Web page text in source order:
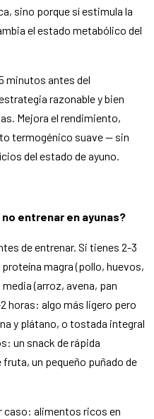
sino porque sí estimula la
el estado metabólico del
minutos antes del
razonable y bien
Mejora el rendimiento,
termogénico suave — sin
del estado de ayuno.
entrenar en ayunas?
de entrenar. Si tienes 2-3
magra (pollo, huevos,
(arroz, avena, pan
horas: algo más ligero pero
y plátano, o tostada integral
un snack de rápida
un pequeño puñado de
caso: alimentos ricos en